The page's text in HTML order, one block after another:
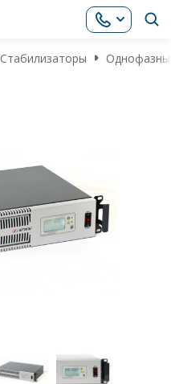
Стабилизаторы